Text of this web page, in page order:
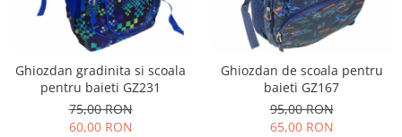
Ghiozdan gradinita si scoala
pentru baieti GZ231
75,00 RON
60,00 RON
Ghiozdan de scoala pentru
baieti GZ167
95,00 RON
65,00 RON